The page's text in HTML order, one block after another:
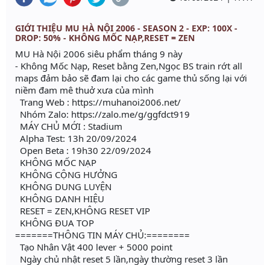
GIỚI THIỆU MU HÀ NỘI 2006 - SEASON 2 - EXP: 100X -
DROP: 50% - KHÔNG MỐC NẠP,RESET = ZEN
MU Hà Nội 2006 siêu phẩm tháng 9 này
- Không Mốc Nạp, Reset bằng Zen,Ngọc BS train rớt all
maps đảm bảo sẽ đam lại cho các game thủ sống lại với
niềm đam mê thuở xưa của mình
Trang Web : https://muhanoi2006.net/
Nhóm Zalo: https://zalo.me/g/ggfdct919
MÁY CHỦ MỚI : Stadium
Alpha Test: 13h 20/09/2024
Open Beta : 19h30 22/09/2024
KHÔNG MỐC NẠP
KHÔNG CỘNG HƯỞNG
KHÔNG DUNG LUYỆN
KHÔNG DANH HIỆU
RESET = ZEN,KHÔNG RESET VIP
KHÔNG ĐUA TOP
=======THÔNG TIN MÁY CHỦ:========
Tạo Nhân Vật 400 lever + 5000 point
Ngày chủ nhật reset 5 lần,ngày thường reset 3 lần